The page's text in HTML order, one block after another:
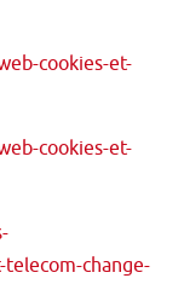
cookies-et-
cookies-et-
change-